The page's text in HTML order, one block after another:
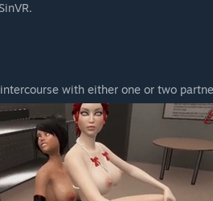
with either one or two